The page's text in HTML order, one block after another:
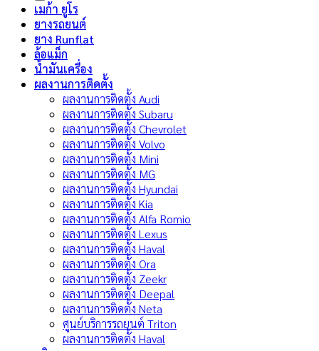
เมก้า ยูโร
ยางรถยนต์
ยาง Runflat
ล้อแม็ก
น้ำมันเครื่อง
ผลงานการติดตั้ง
ผลงานการติดตั้ง Audi
ผลงานการติดตั้ง Subaru
ผลงานการติดตั้ง Chevrolet
ผลงานการติดตั้ง Volvo
ผลงานการติดตั้ง Mini
ผลงานการติดตั้ง MG
ผลงานการติดตั้ง Hyundai
ผลงานการติดตั้ง Kia
ผลงานการติดตั้ง Alfa Romio
ผลงานการติดตั้ง Lexus
ผลงานการติดตั้ง Haval
ผลงานการติดตั้ง Ora
ผลงานการติดตั้ง Zeekr
ผลงานการติดตั้ง Deepal
ผลงานการติดตั้ง Neta
ศูนย์บริการรถยนต์ Triton
ผลงานการติดตั้ง Haval